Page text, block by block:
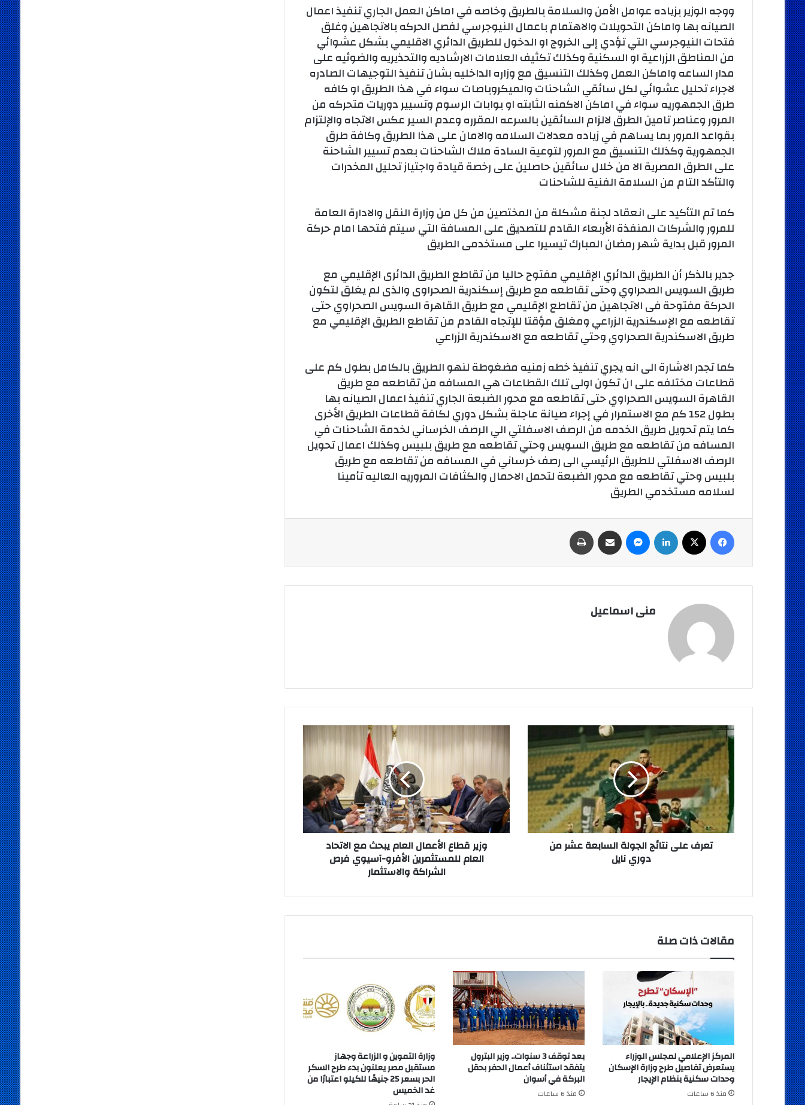
ووجه الوزير بزياده عوامل الأمن والسلامة بالطريق وخاصه في اماكن العمل الجاري تنفيذ اعمال
الصيانه بها واماكن التحويلات والاهتمام باعمال النيوجرسي لفصل الحركه بالاتجاهين وغلق
فتحات النيوجرسي التي تؤدي إلى الخروج او الدخول للطريق الدائري الاقليمي بشكل عشوائي
من المناطق الزراعية او السكنية وكذلك تكثيف العلامات الارشاديه والتحذيريه والضوئيه على
مدار الساعه واماكن العمل وكذلك التنسيق مع وزاره الداخليه بشان تنفيذ التوجيهات الصادره
لاجراء تحليل عشوائي لكل سائقي الشاحنات والميكروباصات سواء في هذا الطريق او كافه
طرق الجمهوريه سواء في اماكن الاكمنه الثابته او بوابات الرسوم وتسيير دوريات متحركه من
المرور وعناصر تامين الطرق لالزام السائقين بالسرعه المقرره وعدم السير عكس الاتجاه والإلتزام
بقواعد المرور بما يساهم في زياده معدلات السلامه والامان على هذا الطريق وكافة طرق
الجمهورية وكذلك التنسيق مع المرور لتوعية السادة ملاك الشاحنات بعدم تسيير الشاحنة
على الطرق المصرية الا من خلال سائقين حاصلين على رخصة قيادة واجتياز تحليل المخدرات
والتأكد التام من السلامة الفنية للشاحنات
كما تم التأكيد على انعقاد لجنة مشكلة من المختصين من كل من وزارة النقل والادارة العامة
للمرور والشركات المنفذة الأربعاء القادم للتصديق على المسافة التي سيتم فتحها امام حركة
المرور قبل بداية شهر رمضان المبارك تيسيرا على مستخدمى الطريق
جدير بالذكر أن الطريق الدائري الإقليمي مفتوح حاليا من تقاطع الطريق الدائرى الإقليمي مع
طريق السويس الصحراوي وحتى تقاطعه مع طريق إسكندرية الصحراوى والذى لم يغلق لتكون
الحركة مفتوحة فى الاتجاهين من تقاطع الإقليمي مع طريق القاهرة السويس الصحراوي حتى
تقاطعه مع الإسكندرية الزراعي ومغلق مؤقتا للإتجاه القادم من تقاطع الطريق الإقليمي مع
طريق الاسكندرية الصحراوي وحتي تقاطعه مع الاسكندرية الزراعي
كما تجدر الاشارة الى انه يجري تنفيذ خطه زمنيه مضغوطة لنهو الطريق بالكامل بطول كم على
قطاعات مختلفه على ان تكون اولى تلك القطاعات هي المسافه من تقاطعه مع طريق
القاهرة السويس الصحراوي حتى تقاطعه مع محور الضبعة الجاري تنفيذ اعمال الصيانه بها
بطول 152 كم مع الاستمرار في إجراء صيانة عاجلة بشكل دوري لكافة قطاعات الطريق الأخرى
كما يتم تحويل طريق الخدمه من الرصف الاسفلتي الي الرصف الخرساني لخدمة الشاحنات في
المسافه من تقاطعه مع طريق السويس وحتي تقاطعه مع طريق بلبيس وكذلك اعمال تحويل
الرصف الاسفلتي للطريق الرئيسي الى رصف خرساني في المسافه من تقاطعه مع طريق
بلبيس وحتي تقاطعه مع محور الضبعة لتحمل الاحمال والكثافات المروريه العاليه تأمينا
لسلامه مستخدمي الطريق
فيسبوك لينكدإن ماسنجر مشاركة عبر البريد
منى اسماعيل
تعرف
على
نتائج
الجولة
السابعة
عشر
من
دوري
نايل
تعرف على نتائج الجولة السابعة عشر من
دوري نايل
وزير
قطاع
الأعمال
يبحث
مع
الاتحاد
العام
للمستثمرين
والاستثمار
وزير قطاع الأعمال العام يبحث مع الاتحاد
العام للمستثمرين الأفرو-آسيوي فرص
الشراكة والاستثمار
مقالات ذات صلة
المركز الإعلامي لمجلس الوزراء
يستعرض تفاصيل طرح وزارة الإسكان
وحدات سكنية بنظام الإيجار
منذ 6 ساعات
بعد توقف 3 سنوات.. وزير البترول
يتفقد استئناف أعمال الحفر بحقل
البركة في أسوان
منذ 6 ساعات
وزارة التموين و الزراعة وجهاز
مستقبل مصر يعلنون بدء طرح السكر
الحر بسعر 25 جنيهًا للكيلو اعتبارًا من
غد الخميس